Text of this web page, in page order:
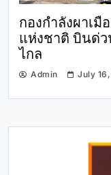
กองกำลังผาเ
แห่งชาติ บินด่
ไกล
Admin July